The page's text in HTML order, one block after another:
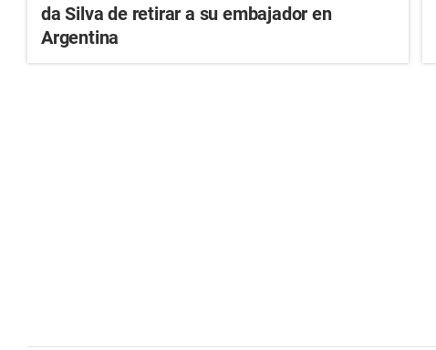
da Silva de retirar a su embajador en
Argentina